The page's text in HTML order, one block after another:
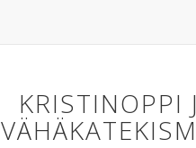
KRISTINOPPI